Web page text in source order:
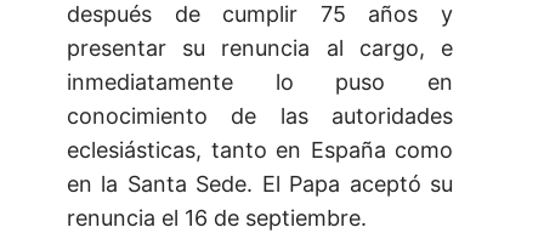
después de cumplir 75 años y
presentar su renuncia al cargo, e
inmediatamente lo puso en
conocimiento de las autoridades
eclesiásticas, tanto en España como
en la Santa Sede. El Papa aceptó su
renuncia el 16 de septiembre.